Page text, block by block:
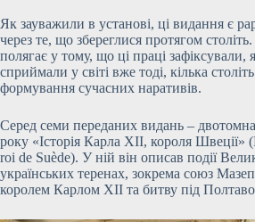
Як зауважили в установі, ці видання є
через те, що збереглися протягом
полягає у тому, що ці праці
сприймали у світі вже тоді, кілька
формування сучасних наративів.
Серед семи переданих видань –
року «Історія Карла XII, короля Швеції»
roi de Suède). У ній він описав події
українських теренах, зокрема союз
королем Карлом XII та битву під